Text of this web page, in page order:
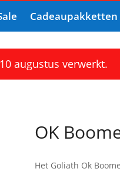
Cadeaupakketten
augustus verwerkt.
OK
Het Goliath Ok